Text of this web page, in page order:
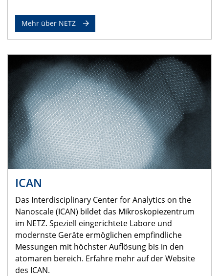
Mehr über NETZ
ICAN
Das Interdisciplinary Center for Analytics on the
Nanoscale (ICAN) bildet das Mikroskopiezentrum
im NETZ. Speziell eingerichtete Labore und
modernste Geräte ermöglichen empfindliche
Messungen mit höchster Auflösung bis in den
atomaren bereich. Erfahre mehr auf der Website
des ICAN.